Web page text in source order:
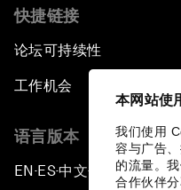
本网站使
我们使用
容与广告
的流量。
合作伙伴
快捷链接
论坛可持续性
工作机会
语言版本
EN ▪ES▪中文▪ 日本語